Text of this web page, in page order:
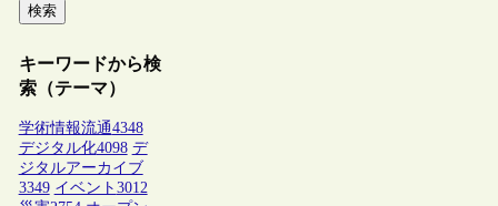
検索
キーワードから検
索（テーマ）
学術情報流通4348
デジタル化4098 デ
ジタルアーカイブ
3349 イベント 3012